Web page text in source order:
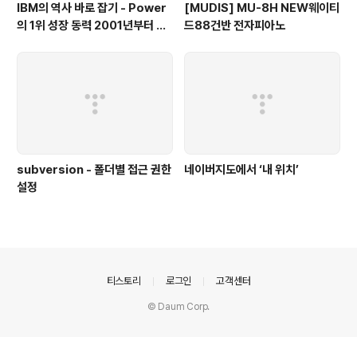
IBM의 역사 바로 잡기 - Power
의 1위 성장 동력 2001년부터 가
[MUDIS] MU-8H NEW웨이티
드88건반 전자피아노
subversion - 폴더별 접근 권한
설정
네이버지도에서 ‘내 위치’
티스토리 로그인 고객센터
© Daum Corp.